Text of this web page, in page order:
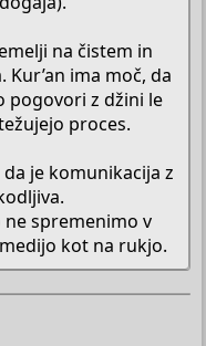
na čistem in
Kur’an ima moč, da
pogovori z džini le
proces.
da je komunikacija z
ne spremenimo v
kot na rukjo.​